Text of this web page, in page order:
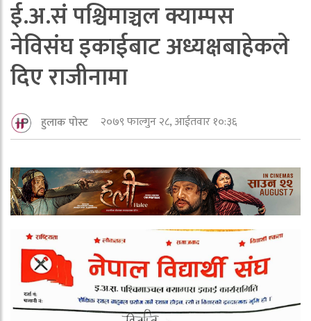
ई.अ.सं पश्चिमाञ्चल क्याम्पस
नेविसंघ इकाईबाट अध्यक्षबाहेकले
दिए राजीनामा
हुलाक पोस्ट २०७९ फाल्गुन २८, आईतवार १०:३६